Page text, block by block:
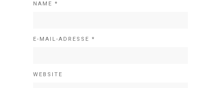
NAME *
E-MAIL-ADRESSE *
WEBSITE